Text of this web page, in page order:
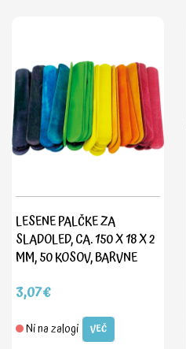
LESENE PALČKE ZA
SLADOLED, CA. 150 X 18 X 2
MM, 50 KOSOV, BARVNE
3,07€
Ni na zalogi VEČ